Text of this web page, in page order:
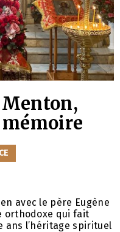
Menton,
mémoire
avec le père Eugène
orthodoxe qui fait
l’héritage spirituel